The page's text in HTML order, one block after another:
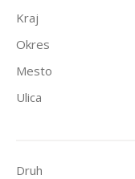
Kraj
Okres
Mesto
Ulica
Druh